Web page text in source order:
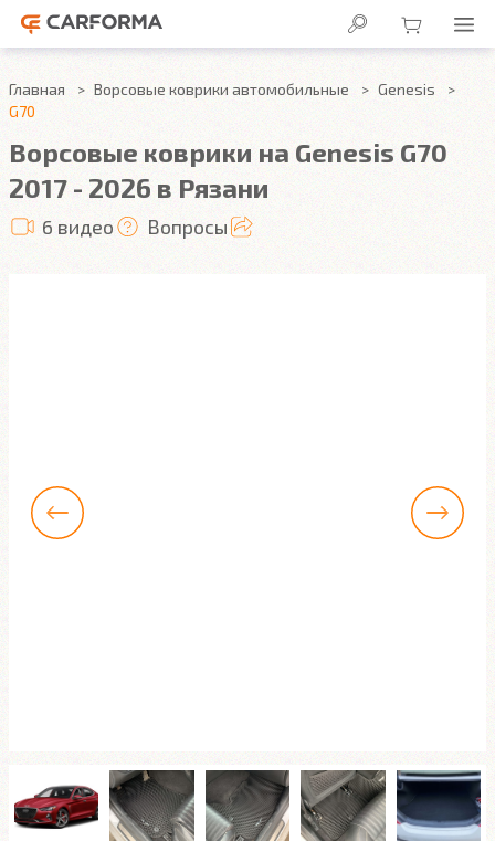
Главная Ворсовые коврики автомобильные
Genesis
G70
Ворсовые коврики на Genesis G70
2017 - 2026 в Рязани
6 видео Вопросы